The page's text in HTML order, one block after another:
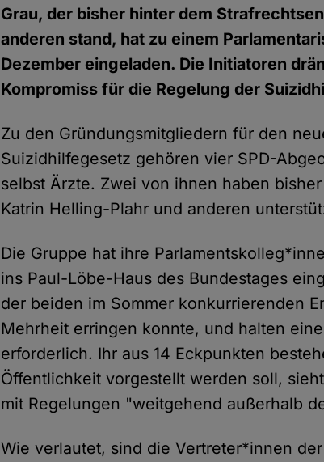
Grau, der bisher hinter dem
anderen stand, hat zu einem
Dezember eingeladen. Die Initiatoren
Kompromiss für die Regelung der
Zu den Gründungsmitgliedern für den
Suizidhilfegesetz gehören vier SPD-
selbst Ärzte. Zwei von ihnen haben
Katrin Helling-Plahr und anderen
Die Gruppe hat ihre
ins Paul-Löbe-Haus des Bundestages
der beiden im Sommer konkurrierenden
Mehrheit erringen konnte, und halten
erforderlich. Ihr aus 14 Eckpunkten
Öffentlichkeit vorgestellt werden soll,
mit Regelungen "weitgehend außerhalb
Wie verlautet, sind die Vertreter*innen